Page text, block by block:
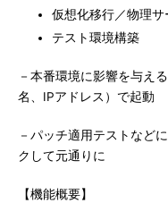
仮想化移行／物理サ
テスト環境構築
－本番環境に影響を与え
名、IPアドレス）で起動
－パッチ適用テストなど
クして元通りに
【機能概要】